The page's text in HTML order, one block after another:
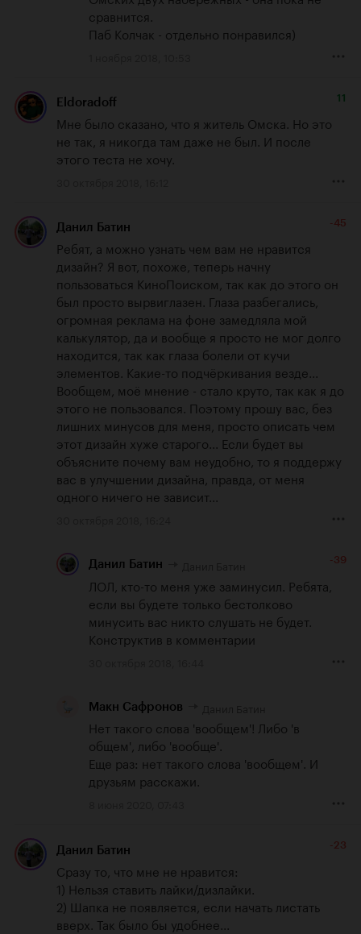
сравнится.
Паб Колчак - отдельно понравился)
Eldoradoff 11
Мне было сказано, что я житель Омска. Но это
не так, я никогда там даже не был. И после
этого теста не хочу.
Данил Батин -45
Ребят, а можно узнать чем вам не нравится
дизайн? Я вот, похоже, теперь начну
пользоваться КиноПоиском, так как до этого он
был просто вырвиглазен. Глаза разбегались,
огромная реклама на фоне замедляла мой
калькулятор, да и вообще я просто не мог долго
находится, так как глаза болели от кучи
элементов. Какие-то подчёркивания везде...
Вообщем, моё мнение - стало круто, так как я до
этого не пользовался. Поэтому прошу вас, без
лишних минусов для меня, просто описать чем
этот дизайн хуже старого... Если будет вы
объясните почему вам неудобно, то я поддержу
вас в улучшении дизайна, правда, от меня
одного ничего не зависит...
Данил Батин -39
ЛОЛ, кто-то меня уже заминусил. Ребята,
если вы будете только бестолково
минусить вас никто слушать не будет.
Конструктив в комментарии
Макн Сафронов
Нет такого слова 'вообщем'! Либо 'в
общем', либо 'вообще'.
Еще раз: нет такого слова 'вообщем'. И
друзьям расскажи.
Данил Батин -23
Сразу то, что мне не нравится:
1) Нельзя ставить лайки/дизлайки.
2) Шапка не появляется, если начать листать
вверх. Так было бы удобнее...